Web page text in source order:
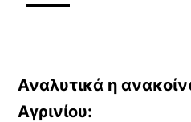
Αναλυτικά η
Αγρινίου: